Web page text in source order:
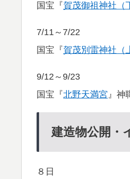
国宝『賀茂御祖神社（
7/11～7/22
国宝『賀茂別雷神社（
9/12～9/23
国宝『北野天満宮』神
建造物公開・
８日